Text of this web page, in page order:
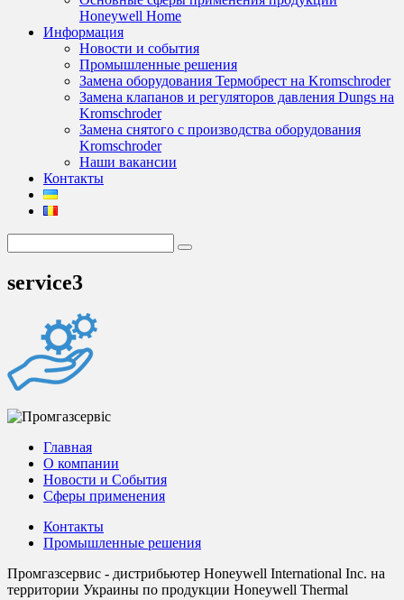
Honeywell Home
Информация
Новости и события
Промышленные решения
Замена оборудования Термобрест на Kromschroder
Замена клапанов и регуляторов давления Dungs на
Kromschroder
Замена снятого с производства оборудования
Kromschroder
Наши вакансии
Контакты
service3
Главная
О компании
Новости и События
Сферы применения
Контакты
Промышленные решения
Промгазсервис - дистрибьютер Honeywell International Inc. на
территории Украины по продукции Honeywell Thermal